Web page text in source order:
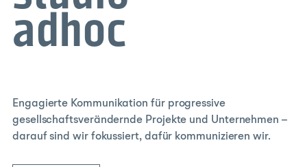
Engagierte Kommunikation für progressive
gesellschaftsverändernde Projekte und Unternehmen –
darauf sind wir fokussiert, dafür kommunizieren wir.